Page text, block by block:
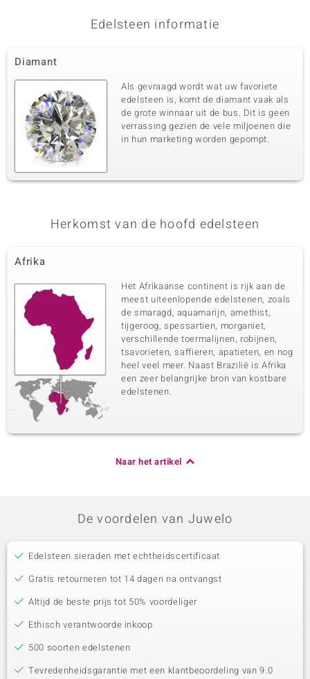
Edelsteen informatie
Diamant
Als gevraagd wordt wat uw favoriete
edelsteen is, komt de diamant vaak als
de grote winnaar uit de bus. Dit is geen
verrassing gezien de vele miljoenen die
in hun marketing worden gepompt.
Herkomst van de hoofd edelsteen
Afrika
Het Afrikaanse continent is rijk aan de
meest uiteenlopende edelstenen, zoals
de smaragd, aquamarijn, amethist,
tijgeroog, spessartien, morganiet,
verschillende toermalijnen, robijnen,
tsavorieten, saffieren, apatieten, en nog
heel veel meer. Naast Brazilië is Afrika
een zeer belangrijke bron van kostbare
edelstenen.
Naar het artikel
De voordelen van Juwelo
Edelsteen sieraden met echtheidscertificaat
Gratis retourneren tot 14 dagen na ontvangst
Altijd de beste prijs tot 50% voordeliger
Ethisch verantwoorde inkoop
500 soorten edelstenen
Tevredenheidsgarantie met een klantbeoordeling van 9.0